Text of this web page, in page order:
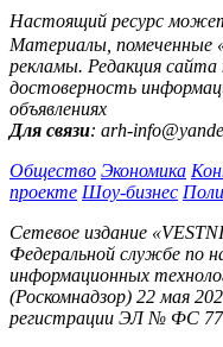
Настоящий ресурс
Материалы, помеченные
рекламы. Редакция
достоверность
объявлениях
Для связи: arh-
Общество Экономика
проекте Шоу-бизнес
Сетевое издание
Федеральной службе по
информационных
(Роскомнадзор) 22 мая
регистрации ЭЛ № ФС 77